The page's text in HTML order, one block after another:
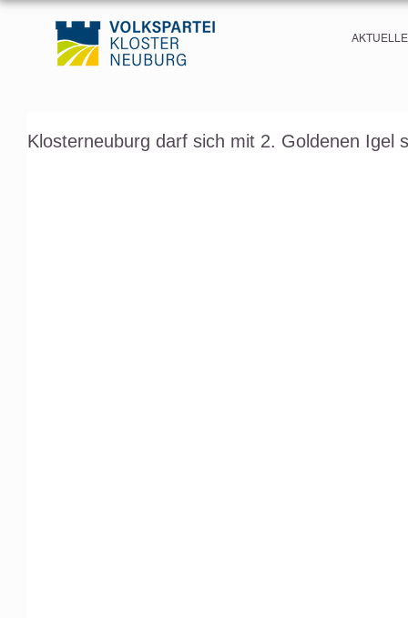
Klosterneuburg darf sich mit 2. Goldenen Igel